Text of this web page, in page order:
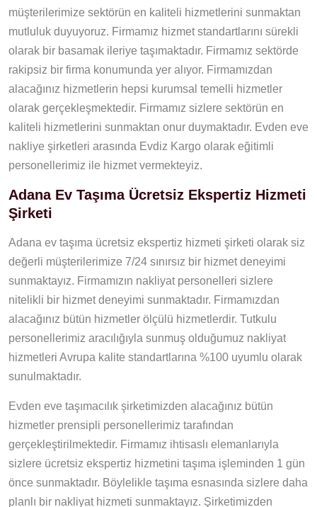
müşterilerimize sektörün en kaliteli hizmetlerini sunmaktan
mutluluk duyuyoruz. Firmamız hizmet standartlarını sürekli
olarak bir basamak ileriye taşımaktadır. Firmamız sektörde
rakipsiz bir firma konumunda yer alıyor. Firmamızdan
alacağınız hizmetlerin hepsi kurumsal temelli hizmetler
olarak gerçekleşmektedir. Firmamız sizlere sektörün en
kaliteli hizmetlerini sunmaktan onur duymaktadır. Evden eve
nakliye şirketleri arasında Evdiz Kargo olarak eğitimli
personellerimiz ile hizmet vermekteyiz.
Adana Ev Taşıma Ücretsiz Ekspertiz Hizmeti
Şirketi
Adana ev taşıma ücretsiz ekspertiz hizmeti şirketi olarak siz
değerli müşterilerimize 7/24 sınırsız bir hizmet deneyimi
sunmaktayız. Firmamızın nakliyat personelleri sizlere
nitelikli bir hizmet deneyimi sunmaktadır. Firmamızdan
alacağınız bütün hizmetler ölçülü hizmetlerdir. Tutkulu
personellerimiz aracılığıyla sunmuş olduğumuz nakliyat
hizmetleri Avrupa kalite standartlarına %100 uyumlu olarak
sunulmaktadır.
Evden eve taşımacılık şirketimizden alacağınız bütün
hizmetler prensipli personellerimiz tarafından
gerçekleştirilmektedir. Firmamız ihtisaslı elemanlarıyla
sizlere ücretsiz ekspertiz hizmetini taşıma işleminden 1 gün
önce sunmaktadır. Böylelikle taşıma esnasında sizlere daha
planlı bir nakliyat hizmeti sunmaktayız. Şirketimizden